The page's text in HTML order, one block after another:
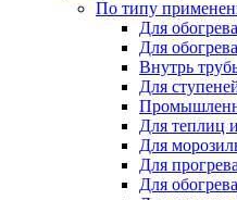
По типу
Для
Для
Внутрь
Для
Для теплиц
Для
Для
Для